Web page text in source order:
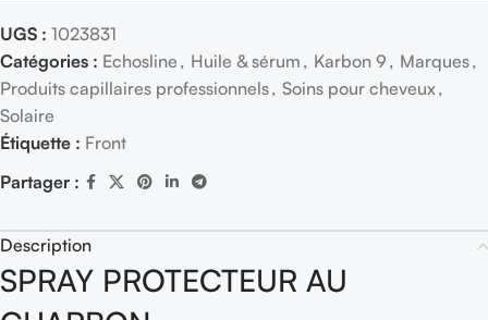
UGS : 1023831
Catégories : Echosline , Huile & sérum , Karbon 9 , Marques,
Produits capillaires professionnels, Soins pour cheveux,
Solaire
Étiquette : Front
Partager :
Description
SPRAY PROTECTEUR AU